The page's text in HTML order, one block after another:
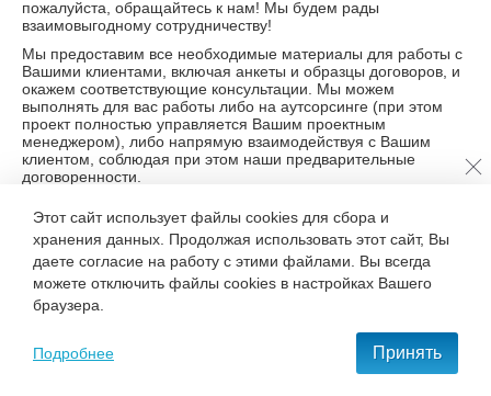
пожалуйста, обращайтесь к нам! Мы будем рады
взаимовыгодному сотрудничеству!
Мы предоставим все необходимые материалы для работы с
Вашими клиентами, включая анкеты и образцы договоров, и
окажем соответствующие консультации. Мы можем
выполнять для вас работы либо на аутсорсинге (при этом
проект полностью управляется Вашим проектным
менеджером), либо напрямую взаимодействуя с Вашим
клиентом, соблюдая при этом наши предварительные
договоренности.
профессионального коллектива с большим опытом
разработки и сопровождения интернет-проектов любой
сложности!
С нами удобно и приятно работать!
Этот сайт использует файлы cookies для сбора и
хранения данных. Продолжая использовать этот сайт, Вы
даете согласие на работу с этими файлами. Вы всегда
можете отключить файлы cookies в настройках Вашего
браузера.
Подробнее Принять